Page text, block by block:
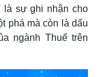
là sự ghi nhận cho
phá mà còn là dấu
ngành Thuế trên